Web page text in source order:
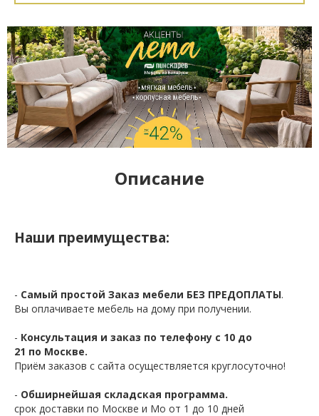
Описание
Наши преимущества:
- Самый простой Заказ мебели БЕЗ ПРЕДОПЛАТЫ.
Вы оплачиваете мебель на дому при получении.
- Консультация и заказ по телефону с 10 до
21 по Москве.
Приём заказов с сайта осуществляется круглосуточно!
- Обширнейшая складская программа.
срок доставки по Москве и Мо от 1 до 10 дней